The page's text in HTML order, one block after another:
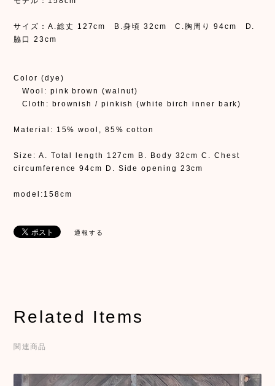
サイズ：A.総丈 127cm B.身頃 32cm C.胸周り 94cm D.
脇口 23cm
Color (dye)
Wool: pink brown (walnut)
Cloth: brownish / pinkish (white birch inner bark)
Material: 15% wool, 85% cotton
Size: A. Total length 127cm B. Body 32cm C. Chest
circumference 94cm D. Side opening 23cm
model:158cm
通報する
Related Items
関連商品